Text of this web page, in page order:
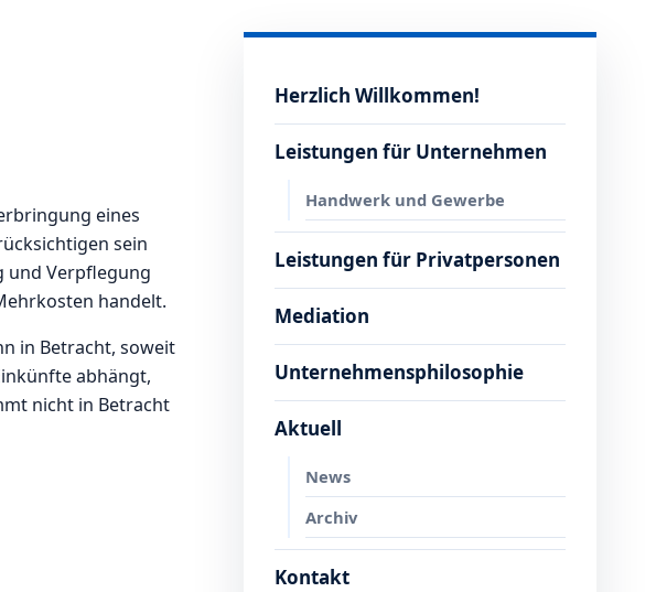
eines
sein
und Verpflegung
handelt.
in Betracht, soweit
abhängt,
nicht in Betracht
Herzlich Willkommen!
Leistungen für Unternehmen
Handwerk und Gewerbe
Leistungen für Privatpersonen
Mediation
Unternehmensphilosophie
Aktuell
News
Archiv
Kontakt